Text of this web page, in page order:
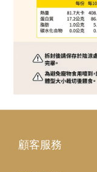
顧客服務